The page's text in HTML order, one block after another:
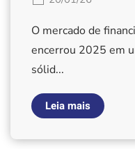
O mercado de
encerrou 2025 em
sólid...
Leia mais